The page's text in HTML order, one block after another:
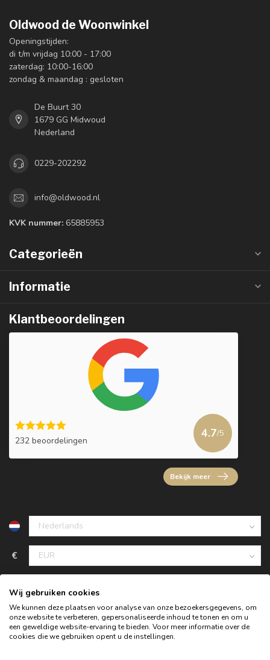
Oldwood de Woonwinkel
Openingstijden:
di t/m vrijdag 10:00 - 17:00
zaterdag: 10:00-16:00
zondag & maandag : gesloten
De Buurt 30
1679 GG Midwoud
Nederland
0229-202292
info@oldwood.nl
KVK nummer: 65885953
Categorieën
Informatie
Klantbeoordelingen
232 beoordelingen
4.7/5
Bekijk meer
€
Wij gebruiken cookies
We kunnen deze plaatsen voor analyse van onze bezoekersgegevens, om
onze website te verbeteren, gepersonaliseerde inhoud te tonen en om u
een geweldige website-ervaring te bieden. Voor meer informatie over de
cookies die we gebruiken opent u de instellingen.